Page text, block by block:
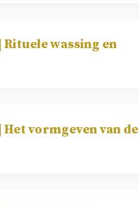
Rituele wassing en
Het vormgeven van de